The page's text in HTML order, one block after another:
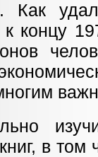
Как
к концу
в том